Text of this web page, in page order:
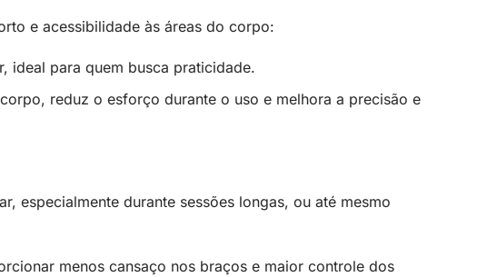
e acessibilidade às áreas do corpo:
ideal para quem busca praticidade.
reduz o esforço durante o uso e melhora a precisão e
especialmente durante sessões longas, ou até mesmo
menos cansaço nos braços e maior controle dos